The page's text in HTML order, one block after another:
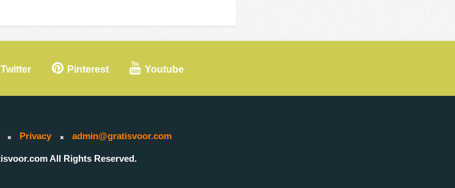
Twitter Pinterest Youtube
Privacy admin@gratisvoor.com
All Rights Reserved.